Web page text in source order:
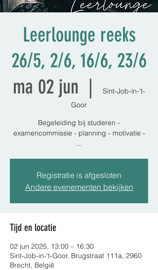
Leerlounge reeks
26/5, 2/6, 16/6, 23/6
ma 02 jun
Sint-Job-in-'t-
Goor
Begeleiding bij studeren -
examencommissie - planning - motivatie -
Registratie is afgesloten
Andere evenementen bekijken
Tijd en locatie
02 jun 2025, 13:00 – 16:30
Sint-Job-in-'t-Goor, Brugstraat 111a, 2960
Brecht, België